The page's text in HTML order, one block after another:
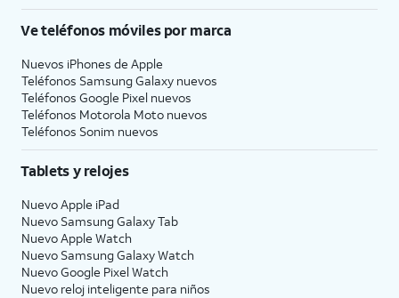
Ve teléfonos móviles por marca
Nuevos iPhones de Apple
Teléfonos Samsung Galaxy nuevos
Teléfonos Google Pixel nuevos
Teléfonos Motorola Moto nuevos
Teléfonos Sonim nuevos
Tablets y relojes
Nuevo Apple iPad
Nuevo Samsung Galaxy Tab
Nuevo Apple Watch
Nuevo Samsung Galaxy Watch
Nuevo Google Pixel Watch
Nuevo reloj inteligente para niños